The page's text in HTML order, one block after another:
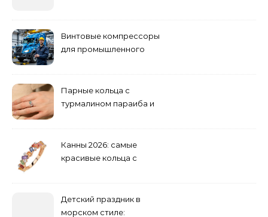
Винтовые компрессоры
для промышленного
Парные кольца с
турмалином параиба и
Канны 2026: самые
красивые кольца с
Детский праздник в
морском стиле: